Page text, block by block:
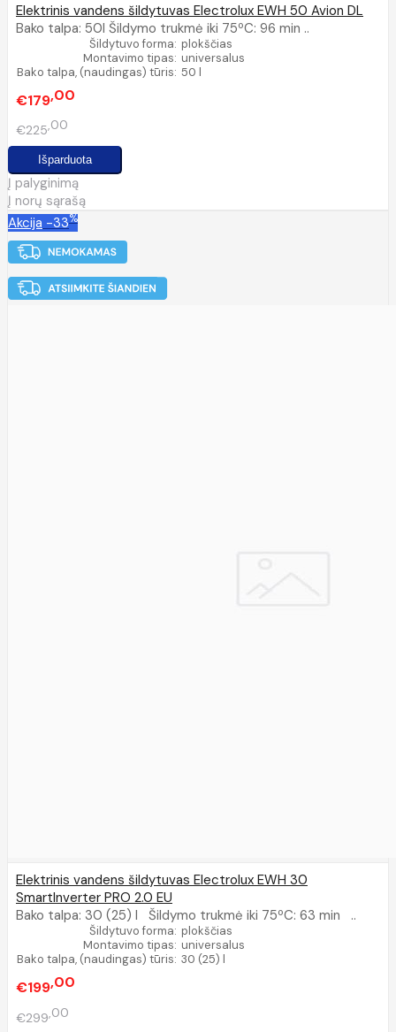
Elektrinis vandens šildytuvas Electrolux EWH 50 Avion DL
Bako talpa: 50l Šildymo trukmė iki 75ºC: 96 min ..
Šildytuvo forma: plokščias
Montavimo tipas: universalus
Bako talpa, (naudingas) tūris: 50 l
€179 00
€225 00
Į palyginimą
Į norų sąrašą
Akcija -33%
Elektrinis vandens šildytuvas Electrolux EWH 30
SmartInverter PRO 2.0 EU
Bako talpa: 30 (25) l Šildymo trukmė iki 75ºC: 63 min ..
Šildytuvo forma: plokščias
Montavimo tipas: universalus
Bako talpa, (naudingas) tūris: 30 (25) l
€199 00
€299 00